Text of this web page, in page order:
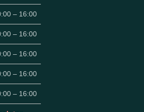
– 16:00
– 16:00
– 16:00
– 16:00
– 16:00